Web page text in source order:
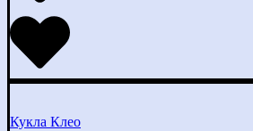
Кукла Клео